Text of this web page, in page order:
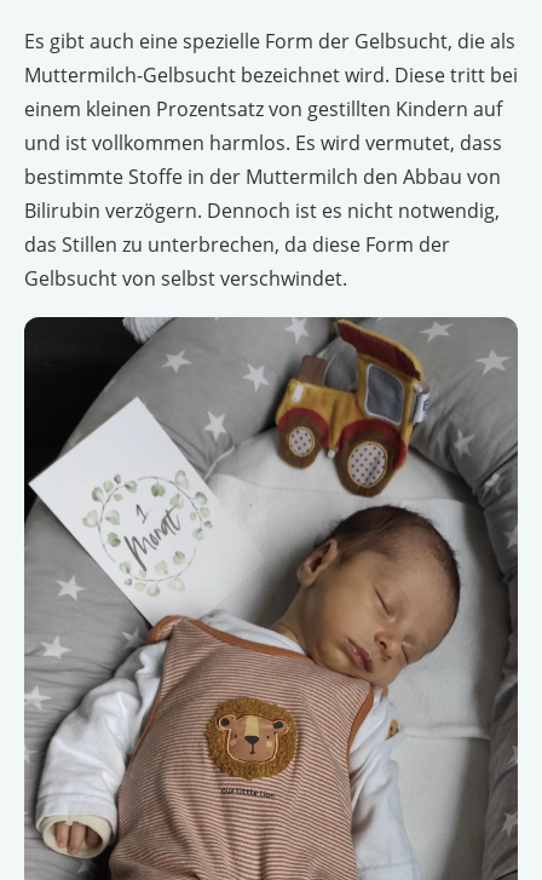
Es gibt auch eine spezielle Form der Gelbsucht, die als
Muttermilch-Gelbsucht bezeichnet wird. Diese tritt bei
einem kleinen Prozentsatz von gestillten Kindern auf
und ist vollkommen harmlos. Es wird vermutet, dass
bestimmte Stoffe in der Muttermilch den Abbau von
Bilirubin verzögern. Dennoch ist es nicht notwendig,
das Stillen zu unterbrechen, da diese Form der
Gelbsucht von selbst verschwindet.